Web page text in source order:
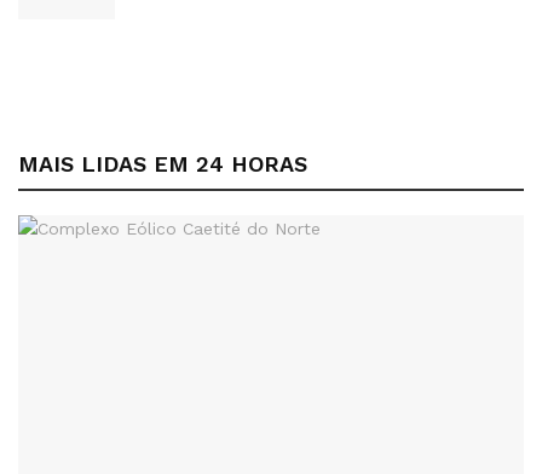
MAIS LIDAS EM 24 HORAS